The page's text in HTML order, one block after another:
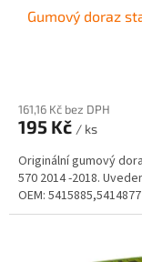
Gumový doraz
161,16 Kč bez DPH
195 Kč / ks
Originální gumový
570 2014 -2018.
OEM: 5415885,5414877